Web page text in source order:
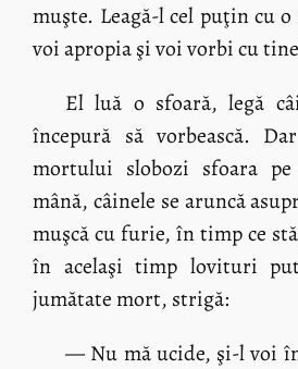
muşte. Leagă-l cel puţin cu
voi apropia şi voi vorbi cu
El luă o sfoară, legă
începură să vorbească.
mortului slobozi sfoara
mână, câinele se aruncă
muşcă cu furie, în timp ce
în acelaşi timp lovituri
jumătate mort, strigă:
— Nu mă ucide, şi-l voi